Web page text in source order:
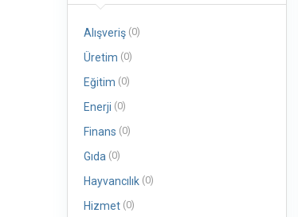
Alışveriş (0)
Üretim (0)
Eğitim (0)
Enerji (0)
Finans (0)
Gıda (0)
Hayvancılık (0)
Hizmet (0)